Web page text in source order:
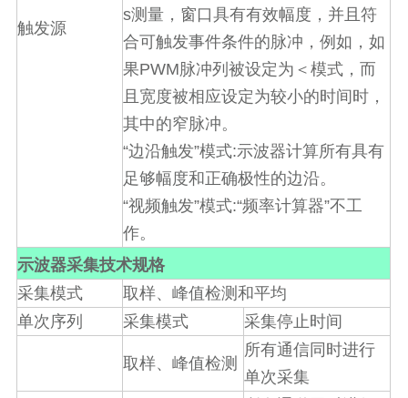
触发源
s测量，窗口具有有效幅度，并且符
合可触发事件条件的脉冲，例如，如
果PWM脉冲列被设定为＜模式，而
且宽度被相应设定为较小的时间时，
其中的窄脉冲。
“边沿触发”模式:示波器计算所有具有
足够幅度和正确极性的边沿。
“视频触发”模式:“频率计算器”不工
作。
示波器采集技术规格
采集模式
取样、峰值检测和平均
单次序列
采集模式 采集停止时间
取样、峰值检测
所有通信同时进行
单次采集